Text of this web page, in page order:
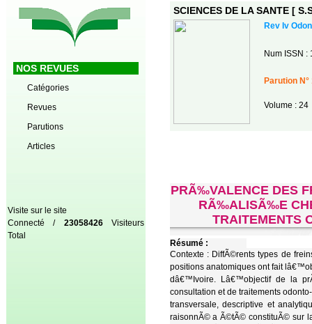
NOS REVUES
Catégories
Revues
Parutions
Articles
Visite sur le site
Connecté / 23058426Visiteurs
Total
SCIENCES DE LA SANTE [
Rev Iv
Num ISSN :
Parution N°
Volume : 24
PRÃ‰VALENCE DES
RÃ‰ALISÃ‰E
TRAITEMENTS
Résumé :
Contexte : DiffÃ©rents types de
positions anatomiques ont fait
dâ€™Ivoire. Lâ€™objectif de la
consultation et de traitements
transversale, descriptive et
raisonnÃ© a Ã©tÃ© constituÃ© sur